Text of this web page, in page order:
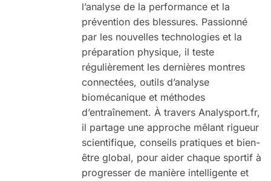
l’analyse de la performance et la
prévention des blessures. Passionné
par les nouvelles technologies et la
préparation physique, il teste
régulièrement les dernières montres
connectées, outils d’analyse
biomécanique et méthodes
d’entraînement. À travers Analysport.fr,
il partage une approche mêlant rigueur
scientifique, conseils pratiques et bien-
être global, pour aider chaque sportif à
progresser de manière intelligente et